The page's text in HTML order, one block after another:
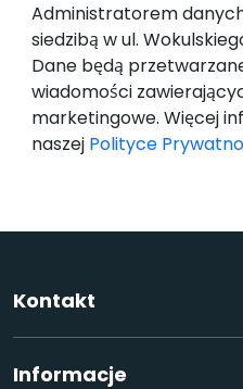
Administratorem danych
siedzibą w ul.
Dane będą
wiadomości
marketingowe. Więcej
naszej Polityce
Kontakt
Informacje